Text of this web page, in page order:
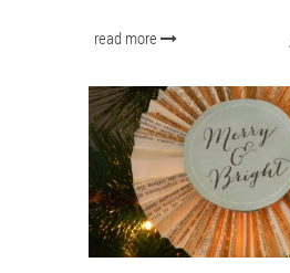
read more